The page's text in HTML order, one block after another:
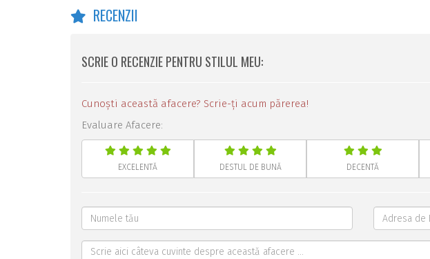
RECENZII
SCRIE O RECENZIE PENTRU STILUL MEU:
Cunoști această afacere? Scrie-ți acum părerea!
Evaluare Afacere:
EXCELENTĂ DESTUL DE BUNĂ DECENTĂ